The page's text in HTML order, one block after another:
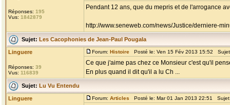
Réponses: 195
Vus: 1842879
Pendant 12 ans, que du mepris et de l'arrogance
http://www.seneweb.com/news/Justice/derniere-
Sujet: Les Cacophonies de Jean-Paul Pougala
Linguere
Réponses: 39
Vus: 116839
Forum: Histoire Posté le: Ven 15 Fév 2013 15:52
Ce que j'aime pas chez ce Monsieur c'est qu'il
En plus quand il dit qu'il a lu Ch ...
Sujet: Lu Vu Entendu
Linguere Forum: Articles Posté le: Mar 01 Jan 2013 22:51